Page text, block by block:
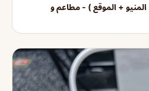
المنيو + الموقع ) - مطاعم و